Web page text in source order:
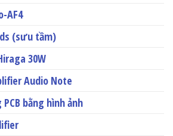
AF4
(sưu tầm)
30W
Audio Note
bằng hình ảnh